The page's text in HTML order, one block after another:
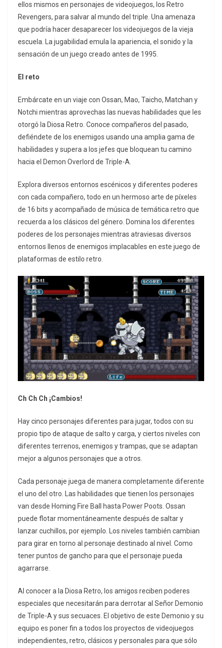
ellos mismos en personajes de videojuegos, los Retro
Revengers, para salvar al mundo del triple. Una amenaza
que podría hacer desaparecer los videojuegos de la vieja
escuela. La jugabilidad emula la apariencia, el sonido y la
sensación de un juego creado antes de 1995.
El reto
Embárcate en un viaje con Ossan, Mao, Taicho, Matchan y
Notchi mientras aprovechas las nuevas habilidades que les
otorgó la Diosa Retro. Conoce compañeros del pasado,
defiéndete de los enemigos usando una amplia gama de
habilidades y supera a los jefes que bloquean tu camino
hacia el Demon Overlord de Triple-A.
Explora diversos entornos escénicos y diferentes poderes
con cada compañero, todo en un hermoso arte de píxeles
de 16 bits y acompañado de música de temática retro que
recuerda a los clásicos del género. Domina los diferentes
poderes de los personajes mientras atraviesas diversos
entornos llenos de enemigos implacables en este juego de
plataformas de estilo retro.
Ch Ch Ch ¡Cambios!
Hay cinco personajes diferentes para jugar, todos con su
propio tipo de ataque de salto y carga, y ciertos niveles con
diferentes terrenos, enemigos y trampas, que se adaptan
mejor a algunos personajes que a otros.
Cada personaje juega de manera completamente diferente
el uno del otro. Las habilidades que tienen los personajes
van desde Homing Fire Ball hasta Power Poots. Ossan
puede flotar momentáneamente después de saltar y
lanzar cuchillos, por ejemplo. Los niveles también cambian
para girar en torno al personaje destinado al nivel. Como
tener puntos de gancho para que el personaje pueda
agarrarse.
Al conocer a la Diosa Retro, los amigos reciben poderes
especiales que necesitarán para derrotar al Señor Demonio
de Triple-A y sus secuaces. El objetivo de este Demonio y su
equipo es poner fin a todos los proyectos de videojuegos
independientes, retro, clásicos y personales para que sólo